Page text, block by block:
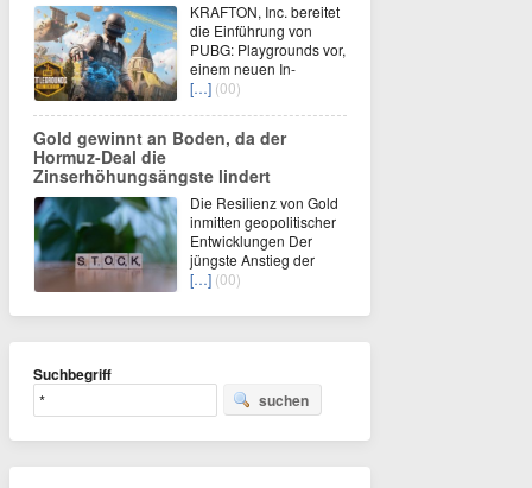
KRAFTON, Inc. bereitet
die Einführung von
PUBG: Playgrounds vor,
einem neuen In-
[…] (00)
Gold gewinnt an Boden, da der
Hormuz-Deal die
Zinserhöhungsängste lindert
Die Resilienz von Gold
inmitten geopolitischer
Entwicklungen Der
jüngste Anstieg der
[…] (00)
Suchbegriff
suchen